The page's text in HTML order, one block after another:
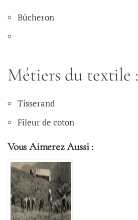
Bûcheron
Métiers du textile :
Tisserand
Fileur de coton
Vous Aimerez Aussi :